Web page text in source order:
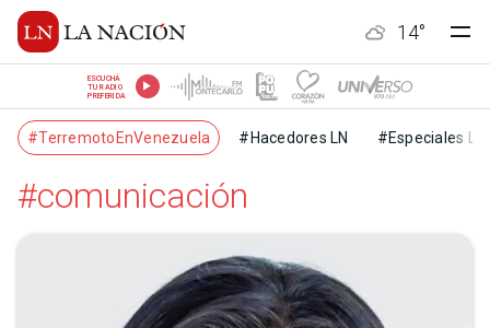
14°
ESCUCHÁ
TU RADIO
PREFERIDA
#TerremotoEnVenezuela #Hacedores LN #Especiales LN
#comunicación